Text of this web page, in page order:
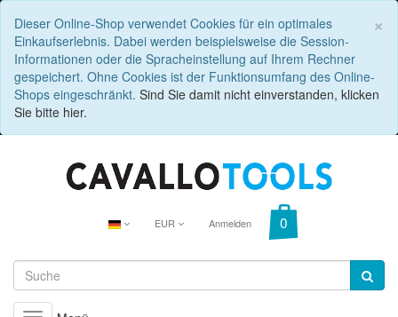
×
Dieser Online-Shop verwendet Cookies für ein optimales
Einkaufserlebnis. Dabei werden beispielsweise die Session-
Informationen oder die Spracheinstellung auf Ihrem Rechner
gespeichert. Ohne Cookies ist der Funktionsumfang des Online-
Shops eingeschränkt. Sind Sie damit nicht einverstanden, klicken
Sie bitte hier.
EUR Anmelden